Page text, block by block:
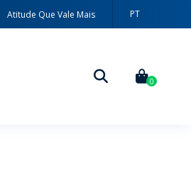
Atitude Que Vale Mais
PT
0